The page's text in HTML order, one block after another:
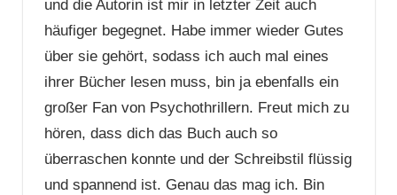
und die Autorin ist mir in letzter Zeit auch
häufiger begegnet. Habe immer wieder Gutes
über sie gehört, sodass ich auch mal eines
ihrer Bücher lesen muss, bin ja ebenfalls ein
großer Fan von Psychothrillern. Freut mich zu
hören, dass dich das Buch auch so
überraschen konnte und der Schreibstil flüssig
und spannend ist. Genau das mag ich. Bin